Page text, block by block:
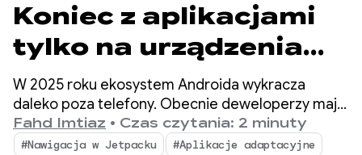
Koniec z aplikacjami
tylko na urządzenia
mobilne, witajcie
aplikacje
adaptacyjne: 3 ważne
W 2025 roku ekosystem Androida wykracza
daleko poza telefony. Obecnie deweloperzy mają
możliwość dotarcia do ponad 500 milionów
aktywnych urządzeń, w tym urządzeń składanych,
Fahd Imtiaz • Czas czytania: 2 minuty
#Nawigacja w Jetpacku
#Aplikacje adaptacyjne